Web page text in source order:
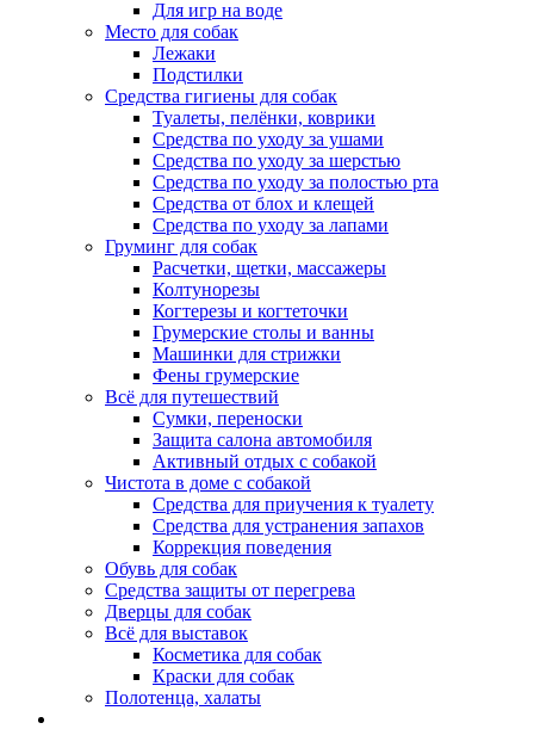
Для игр на воде
Место для собак
Лежаки
Подстилки
Средства гигиены для собак
Туалеты, пелёнки, коврики
Средства по уходу за ушами
Средства по уходу за шерстью
Средства по уходу за полостью рта
Средства от блох и клещей
Средства по уходу за лапами
Груминг для собак
Расчетки, щетки, массажеры
Колтунорезы
Когтерезы и когтеточки
Грумерские столы и ванны
Машинки для стрижки
Фены грумерские
Всё для путешествий
Сумки, переноски
Защита салона автомобиля
Активный отдых с собакой
Чистота в доме с собакой
Средства для приучения к туалету
Средства для устранения запахов
Коррекция поведения
Обувь для собак
Средства защиты от перегрева
Дверцы для собак
Всё для выставок
Косметика для собак
Краски для собак
Полотенца, халаты